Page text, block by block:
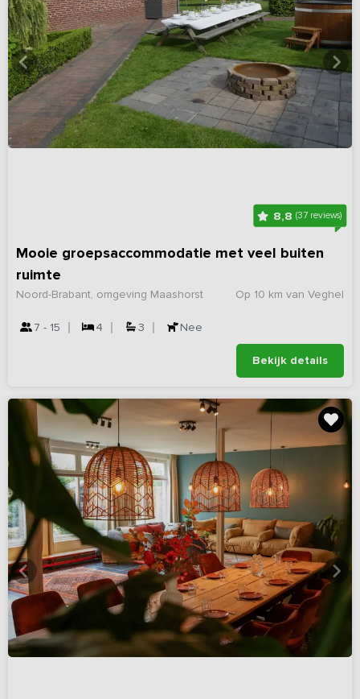
8,8 (37 reviews)
Mooie groepsaccommodatie met veel buiten
ruimte
Op 10 km van Veghel
Noord-Brabant, omgeving Maashorst
7 - 15 4 3 Nee
Bekijk details